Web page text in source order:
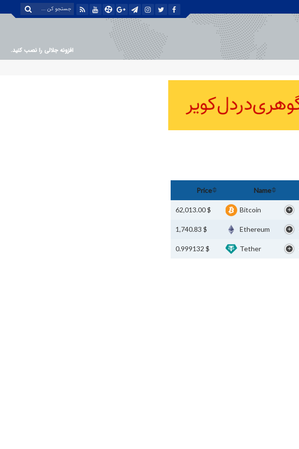
افزونه جلالی را نصب کنید.
Name
Price
Bitcoin
$ 62,013.00
Ethereum
$ 1,740.83
Tether
$ 0.999132